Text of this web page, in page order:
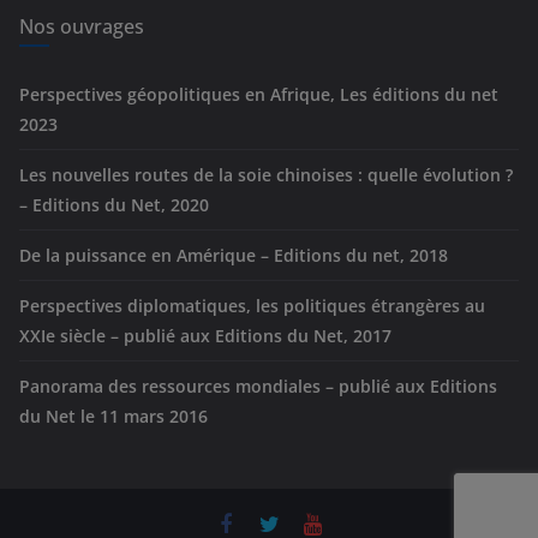
e
Nos ouvrages
Perspectives géopolitiques en Afrique, Les éditions du net
2023
Les nouvelles routes de la soie chinoises : quelle évolution ?
– Editions du Net, 2020
De la puissance en Amérique – Editions du net, 2018
Perspectives diplomatiques, les politiques étrangères au
XXIe siècle – publié aux Editions du Net, 2017
Panorama des ressources mondiales – publié aux Editions
du Net le 11 mars 2016